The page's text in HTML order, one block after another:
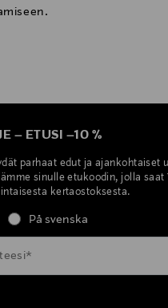
– ETUSI –10 %
parhaat edut ja ajankohtaiset
sinulle etukoodin, jolla saat
kertaostoksesta.
På svenska